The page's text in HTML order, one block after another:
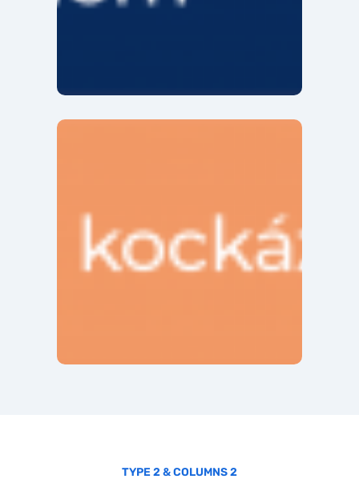
TYPE 2 & COLUMNS 2